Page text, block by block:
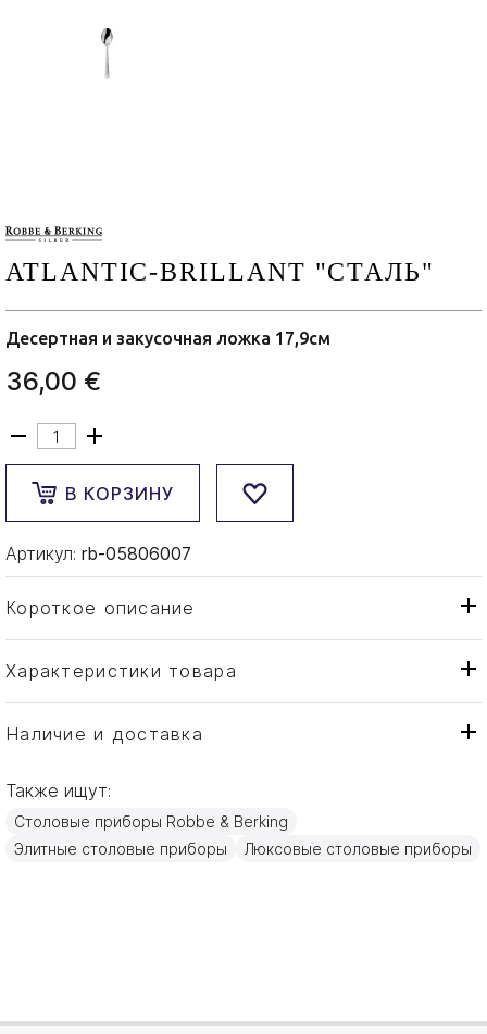
ATLANTIC-BRILLANT "СТАЛЬ"
Десертная и закусочная ложка 17,9см
36,00 €
В КОРЗИНУ
Артикул: rb-05806007
Короткое описание
Характеристики товара
Тип товара
Ложка
Бренд
Страна производителя
Материал
Сталь
17,9см
Наличие и доставка
Также ищут:
Столовые приборы Robbe & Berking
Элитные столовые приборы
Люксовые столовые приборы